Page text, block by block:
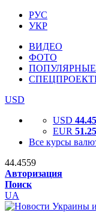
РУС
УКР
ВИДЕО
ФОТО
ПОПУЛЯРНЫЕ
USD
USD
EUR
Все курсы
44.4559
Авторизация
Поиск
UA